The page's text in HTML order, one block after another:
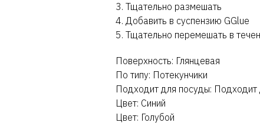
3. Тщательно размешать
4. Добавить в суспензию GGlue
5. Тщательно перемешать в
Поверхность: Глянцевая
По типу: Потекунчики
Подходит для посуды: Подходит
Цвет: Синий
Цвет: Голубой